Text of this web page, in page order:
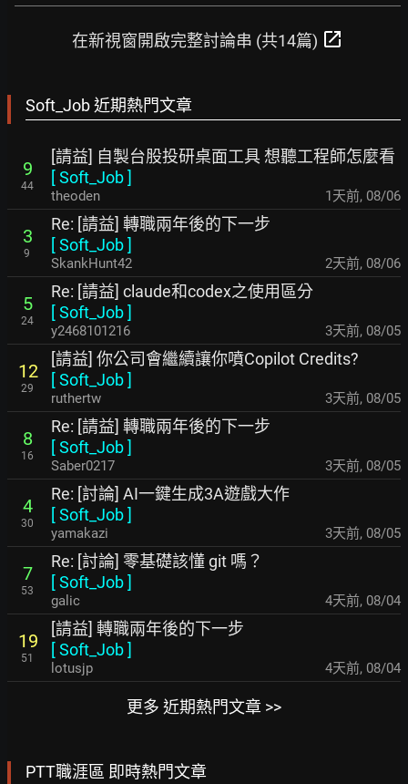
在新視窗開啟完整討論串 (共14篇) open_in_new
Soft_Job 近期熱門文章
9
44
[請益] 自製台股投研桌面工具 想聽工程師怎麼看
[Soft_Job]
theoden 1天前, 08/06
3
9
Re: [請益] 轉職兩年後的下一步
[Soft_Job]
SkankHunt42 2天前, 08/06
5
24
Re: [請益] claude和codex之使用區分
[Soft_Job]
y2468101216 3天前, 08/05
12
29
[請益] 你公司會繼續讓你噴Copilot Credits?
[Soft_Job]
ruthertw 3天前, 08/05
8
16
Re: [請益] 轉職兩年後的下一步
[Soft_Job]
Saber0217 3天前, 08/05
4
30
Re: [討論] AI一鍵生成3A遊戲大作
[Soft_Job]
yamakazi 3天前, 08/05
7
53
Re: [討論] 零基礎該懂 git 嗎？
[Soft_Job]
galic 4天前, 08/04
19
51
[請益] 轉職兩年後的下一步
[Soft_Job]
lotusjp 4天前, 08/04
更多 近期熱門文章 >>
PTT職涯區 即時熱門文章